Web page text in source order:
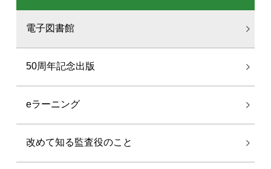
電子図書館
50周年記念出版
eラーニング
改めて知る監査役のこと